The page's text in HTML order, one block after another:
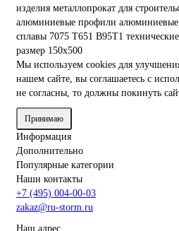
изделия металлопрокат для
алюминиевые профили алюминиевые
сплавы 7075 Т651 В95Т1
размер 150х500
Мы используем cookies для
нашем сайте, вы соглашаетесь с
не согласны, то должны покинуть
Принимаю
Информация
Дополнительно
Популярные категории
Наши контакты
+7 (495) 004-00-03
zakaz@ru-storm.ru
Наш адрес